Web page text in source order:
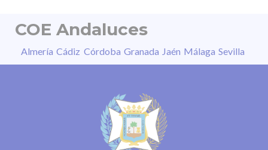
COE Andaluces
Almería Cádiz Córdoba Granada Jaén Málaga Sevilla